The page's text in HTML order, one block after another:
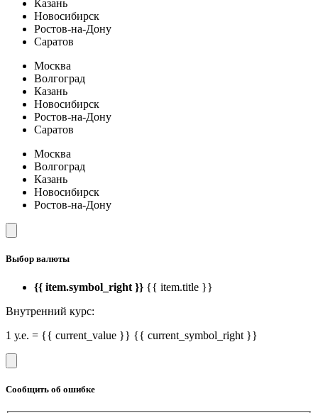
Казань
Новосибирск
Ростов-на-Дону
Саратов
Москва
Волгоград
Казань
Новосибирск
Ростов-на-Дону
Саратов
Москва
Волгоград
Казань
Новосибирск
Ростов-на-Дону
Выбор валюты
{{ item.symbol_right }} {{ item.title }}
Внутренний курс:
1 у.е. = {{ current_value }} {{ current_symbol_right }}
Сообщить об ошибке